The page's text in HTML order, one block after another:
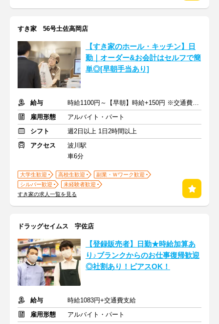
すき家 56号土佐高岡店
【すき家のホール・キッチン】日
勤｜オーダー&お会計はセルフで簡
単◎[早朝手当あり]
給与
時給1100円～【早朝】時給+150円 ※交通費支給
雇用形態
アルバイト・パート
シフト
週2日以上 1日2時間以上
アクセス
波川駅
車6分
大学生歓迎 高校生歓迎
副業・Ｗワーク歓迎
シルバー歓迎
未経験者歓迎
すき家の求人一覧を見る
ドラッグセイムス 宇佐店
【登録販売者】日勤★時給加算あ
り♪ブランクからのお仕事復帰歓迎
◎社割あり！ピアスOK！
給与
時給1083円+交通費支給
雇用形態
アルバイト・パート